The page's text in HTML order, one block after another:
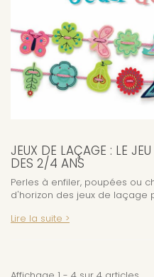
JEUX DE LAÇAGE : LE
DES 2/4 ANS
Perles à enfiler, poupées ou
d'horizon des jeux de laçage
Lire la suite >